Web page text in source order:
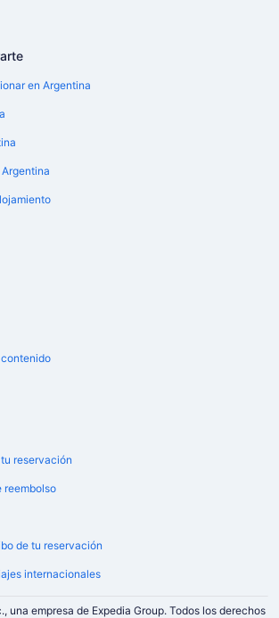
en Argentina
reservación
reembolso
de tu reservación
internacionales
una empresa de Expedia Group. Todos los derechos